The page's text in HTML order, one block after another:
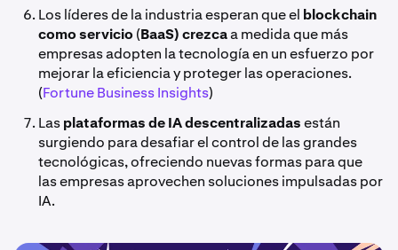
Los líderes de la industria esperan que el blockchain
como servicio (BaaS) crezcaa medida que más
empresas adopten la tecnología en un esfuerzo por
mejorar la eficiencia y proteger las operaciones.
(Fortune Business Insights)
Lasplataformas de IA descentralizadasestán
surgiendo para desafiar el control de las grandes
tecnológicas, ofreciendo nuevas formas para que
las empresas aprovechen soluciones impulsadas por
IA.